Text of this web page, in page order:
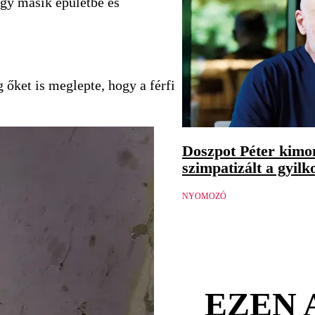
őket is meglepte, hogy a férfi
Doszpot Péter
szimpatizált a
NYOMOZÓ
EZEN